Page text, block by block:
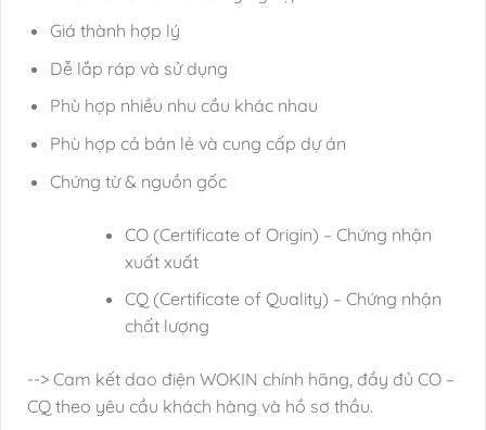
Giá thành hợp lý
Dễ lắp ráp và sử dụng
Phù hợp nhiều nhu cầu khác nhau
Phù hợp cả bán lẻ và cung cấp dự án
Chứng từ & nguồn gốc
CO (Certificate of Origin) – Chứng nhận
xuất xuất
CQ (Certificate of Quality) – Chứng nhận
chất lượng
--> Cam kết dao điện WOKIN chính hãng, đầy đủ CO –
CQ theo yêu cầu khách hàng và hồ sơ thầu.